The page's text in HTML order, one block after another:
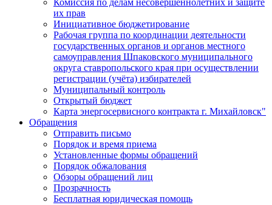
Комиссия по делам несовершеннолетних и защите
их прав
Инициативное бюджетирование
Рабочая группа по координации деятельности
государственных органов и органов местного
самоуправления Шпаковского муниципального
округа ставропольского края при осуществлении
регистрации (учёта) избирателей
Муниципальный контроль
Открытый бюджет
Карта энергосервисного контракта г. Михайловск"
Обращения
Отправить письмо
Порядок и время приема
Установленные формы обращений
Порядок обжалования
Обзоры обращений лиц
Прозрачность
Бесплатная юридическая помощь